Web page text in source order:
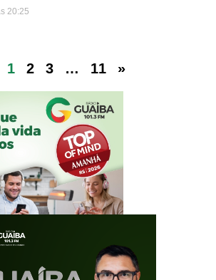
20:25
1 2 3 … 11 »